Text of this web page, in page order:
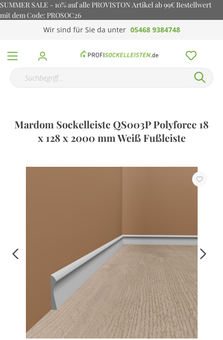
SUMMER SALE - 10% auf alle PROVISTON Artikel ab 99€ Bestellwert
mit dem Code: PROSOC26
Wir sind für Sie da unter 05468 9384748
Mardom Sockelleiste QS003P Polyforce 18
x 128 x 2000 mm Weiß Fußleiste